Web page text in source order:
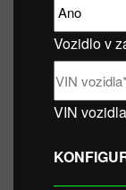
Vozidlo v
VIN vozidla